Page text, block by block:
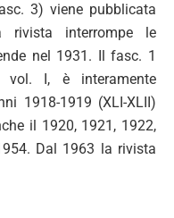
3) viene pubblicata
rivista interrompe le
nel 1931. Il fasc. 1
vol. I, è interamente
1918-1919 (XLI-XLII)
il 1920, 1921, 1922,
Dal 1963 la rivista